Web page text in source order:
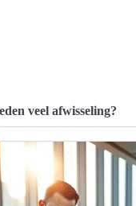
veel afwisseling?